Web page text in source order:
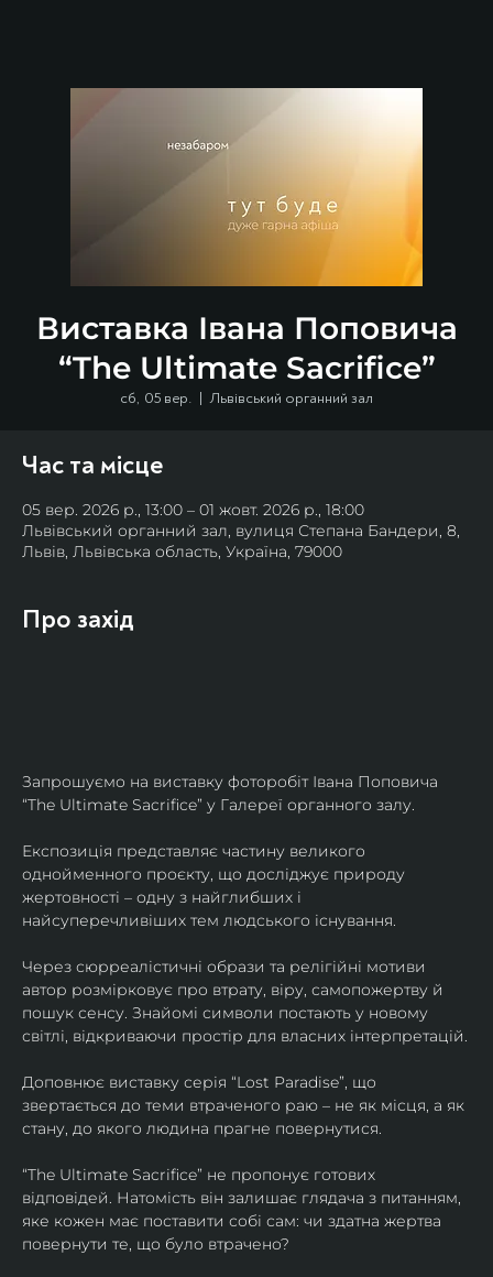
Виставка Івана Поповича
“The Ultimate Sacrifice”
сб, 05 вер.
  |
Львівський органний зал
Час та місце
05 вер. 2026 р., 13:00 – 01 жовт. 2026 р., 18:00
Львівський органний зал, вулиця Степана Бандери, 8,
Львів, Львівська область, Україна, 79000
Про захід
Запрошуємо на виставку фоторобіт Івана Поповича
“The Ultimate Sacrifice” у Галереї органного залу.
Експозиція представляє частину великого
однойменного проєкту, що досліджує природу
жертовності – одну з найглибших і
найсуперечливіших тем людського існування.
Через сюрреалістичні образи та релігійні мотиви
автор розмірковує про втрату, віру, самопожертву й
пошук сенсу. Знайомі символи постають у новому
світлі, відкриваючи простір для власних інтерпретацій.
Доповнює виставку серія “Lost Paradise”, що
звертається до теми втраченого раю – не як місця, а як
стану, до якого людина прагне повернутися.
“The Ultimate Sacrifice” не пропонує готових
відповідей. Натомість він залишає глядача з питанням,
яке кожен має поставити собі сам: чи здатна жертва
повернути те, що було втрачено?